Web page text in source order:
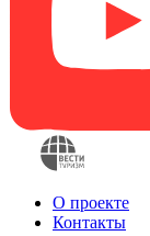
О проекте
Контакты